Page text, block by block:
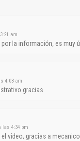
am
la información, es muy
4:08 am
gracias
las 4:34 pm
el video, gracias a